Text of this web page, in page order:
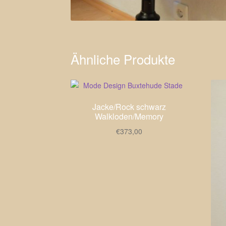
Ähnliche Produkte
Jacke/Rock schwarz
Walkloden/Memory
€373,00